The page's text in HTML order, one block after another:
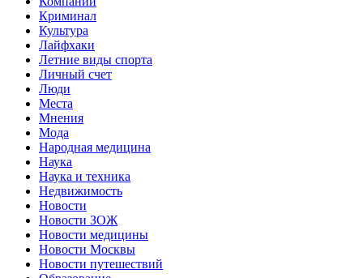
Криминал
Культура
Лайфхаки
Летние виды спорта
Личный счет
Люди
Места
Мнения
Мода
Народная медицина
Наука
Наука и техника
Недвижимость
Новости
Новости ЗОЖ
Новости медицины
Новости Москвы
Новости путешествий